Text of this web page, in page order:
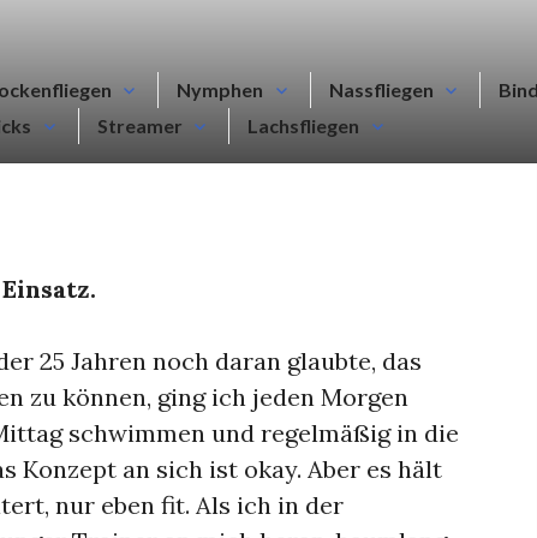
Nymphen Nassfliegen
Streamer Lachsfliegen
25 Jahren noch daran glaubte, das
zu können, ging ich jeden Morgen
schwimmen und regelmäßig in die
Konzept an sich ist okay. Aber es hält
nur eben fit. Als ich in der